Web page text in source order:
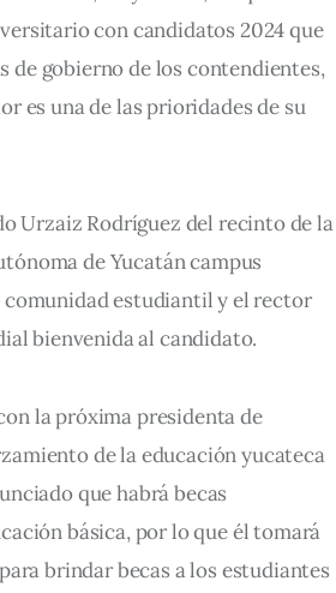
con candidatos 2024 que
de gobierno de los contendientes,
es una de las prioridades de su
Urzaiz Rodríguez del recinto de la
de Yucatán campus
comunidad estudiantil y el rector
bienvenida al candidato.
la próxima presidenta de
de la educación yucateca
que habrá becas
básica, por lo que él tomará
brindar becas a los estudiantes